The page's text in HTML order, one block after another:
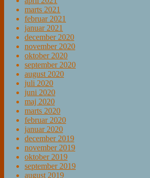
marts 2021
februar 2021
januar 2021
december 2020
november 2020
oktober 2020
september 2020
august 2020
juli 2020
juni 2020
maj 2020
marts 2020
februar 2020
januar 2020
december 2019
november 2019
oktober 2019
september 2019
august 2019